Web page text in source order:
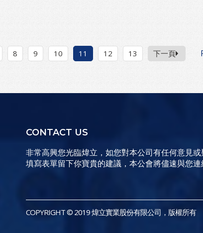
8 9 10 11 12 13 下一頁
CONTACT US
非常高興您光臨煒立，如您對本公司有任何意見
填寫表單留下你寶貴的建議，本公會將儘速與您連
COPYRIGHT © 2019 煒立實業股份有限公司，版權所有